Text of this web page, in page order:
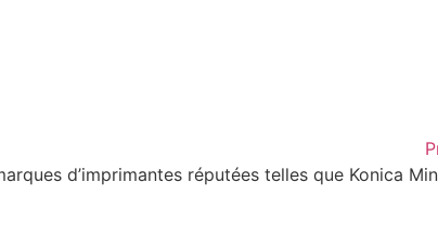
d’imprimantes réputées telles que Konica